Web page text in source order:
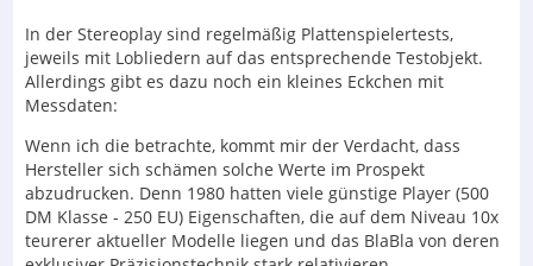
In der Stereoplay sind regelmäßig Plattenspielertests,
jeweils mit Lobliedern auf das entsprechende Testobjekt.
Allerdings gibt es dazu noch ein kleines Eckchen mit
Messdaten:
Wenn ich die betrachte, kommt mir der Verdacht, dass
Hersteller sich schämen solche Werte im Prospekt
abzudrucken. Denn 1980 hatten viele günstige Player (500
DM Klasse - 250 EU) Eigenschaften, die auf dem Niveau 10x
teurerer aktueller Modelle liegen und das BlaBla von deren